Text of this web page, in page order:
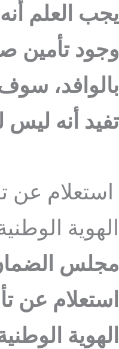
يجب العلم
وجود
بالوافد،
تفيد أنه ليس
استعلام عن
الهوية
مجلس
استعلام عن
الهوية